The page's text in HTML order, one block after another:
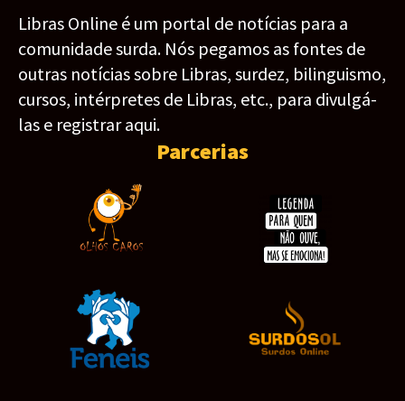
Libras Online é um portal de notícias para a
comunidade surda. Nós pegamos as fontes de
outras notícias sobre Libras, surdez, bilinguismo,
cursos, intérpretes de Libras, etc., para divulgá-
las e registrar aqui.
Parcerias